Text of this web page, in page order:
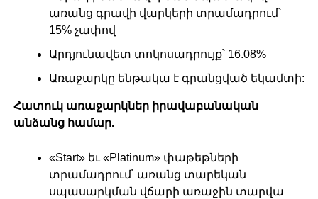
առանց գրավի վարկերի տրամադրում՝
15% չափով
Արդյունավետ տոկոսադրույք՝ 16.08%
Առաջարկը ենթակա է գրանցված եկամտի:
Հատուկ առաջարկներ իրավաբանական
անձանց համար.
«Start» եւ «Platinum» փաթեթների
տրամադրում՝ առանց տարեկան
սպասարկման վճարի առաջին տարվա